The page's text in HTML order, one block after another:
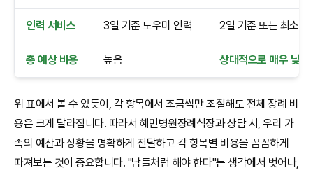
인력 서비스 3일 기준 도우미 인력 2일 기준 또는 최소 인
총 예상 비용 높음 상대적으로 매우 낮음
위 표에서 볼 수 있듯이, 각 항목에서 조금씩만 조절해도 전체 장례 비
용은 크게 달라집니다. 따라서 혜민병원장례식장과 상담 시, 우리 가
족의 예산과 상황을 명확하게 전달하고 각 항목별 비용을 꼼꼼하게
따져보는 것이 중요합니다. "남들처럼 해야 한다"는 생각에서 벗어나,